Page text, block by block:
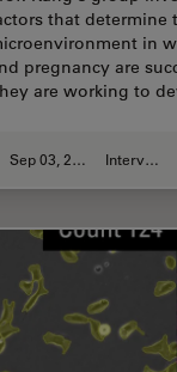
Exploring Tumor
that determine
in
pregnancy are
are working to
Sep 03, 2024 Interview